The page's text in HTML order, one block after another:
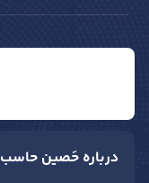
درباره حَصین حاسب